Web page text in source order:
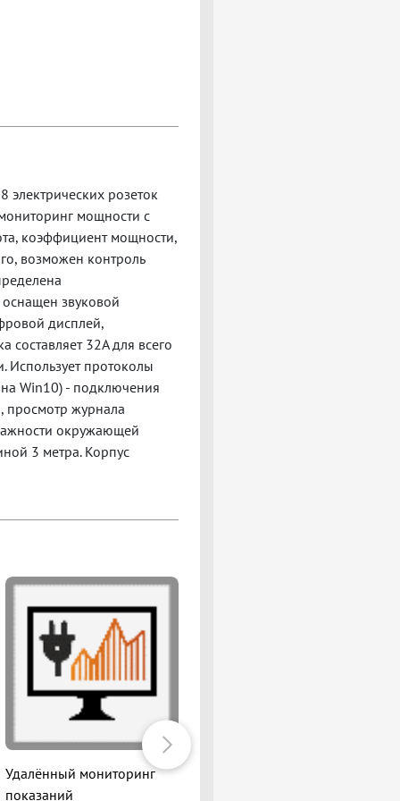
электрических розеток
мощности с
коэффициент мощности,
возможен контроль
звуковой
дисплей,
32А для всего
Использует протоколы
Win10) - подключения
просмотр журнала
окружающей
3 метра. Корпус
Удалённый мониторинг
показаний